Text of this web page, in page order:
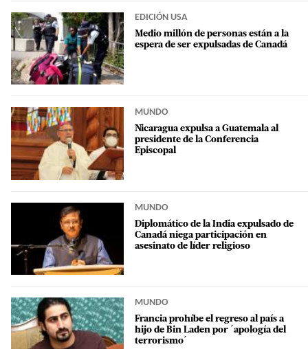
EDICIÓN USA
Medio millón de personas están a la
espera de ser expulsadas de Canadá
MUNDO
Nicaragua expulsa a Guatemala al
presidente de la Conferencia
Episcopal
MUNDO
Diplomático de la India expulsado de
Canadá niega participación en
asesinato de líder religioso
MUNDO
Francia prohíbe el regreso al país a
hijo de Bin Laden por ´apología del
terrorismo´